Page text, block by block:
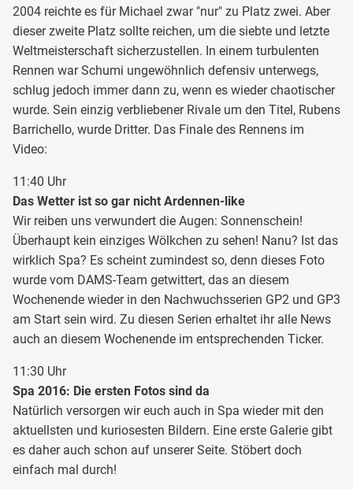
2004 reichte es für Michael zwar "nur" zu Platz zwei. Aber
dieser zweite Platz sollte reichen, um die siebte und letzte
Weltmeisterschaft sicherzustellen. In einem turbulenten
Rennen war Schumi ungewöhnlich defensiv unterwegs,
schlug jedoch immer dann zu, wenn es wieder chaotischer
wurde. Sein einzig verbliebener Rivale um den Titel, Rubens
Barrichello, wurde Dritter. Das Finale des Rennens im
Video:
11:40 Uhr
Das Wetter ist so gar nicht Ardennen-like
Wir reiben uns verwundert die Augen: Sonnenschein!
Überhaupt kein einziges Wölkchen zu sehen! Nanu? Ist das
wirklich Spa? Es scheint zumindest so, denn dieses Foto
wurde vom DAMS-Team getwittert, das an diesem
Wochenende wieder in den Nachwuchsserien GP2 und GP3
am Start sein wird. Zu diesen Serien erhaltet ihr alle News
auch an diesem Wochenende im entsprechenden Ticker.
11:30 Uhr
Spa 2016: Die ersten Fotos sind da
Natürlich versorgen wir euch auch in Spa wieder mit den
aktuellsten und kuriosesten Bildern. Eine erste Galerie gibt
es daher auch schon auf unserer Seite. Stöbert doch
einfach mal durch!